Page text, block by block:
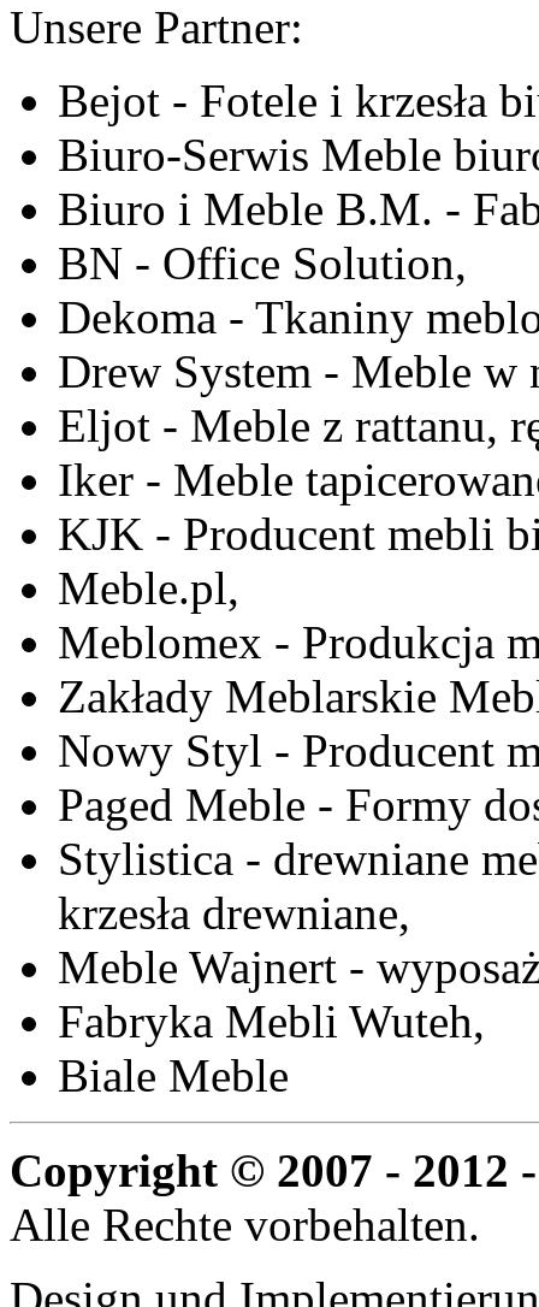
Unsere Partner:
Bejot - Fotele i krzesła
Biuro-Serwis Meble
Biuro i Meble B.M. -
BN - Office Solution,
Dekoma - Tkaniny
Drew System - Meble w
Eljot - Meble z rattanu,
Iker - Meble
KJK - Producent mebli
Meble.pl,
Meblomex - Produkcja
Zakłady Meblarskie
Nowy Styl - Producent
Paged Meble - Formy
Stylistica - drewniane
krzesła drewniane,
Meble Wajnert -
Fabryka Mebli Wuteh,
Biale Meble
Copyright © 2007 - 2012
Alle Rechte vorbehalten.